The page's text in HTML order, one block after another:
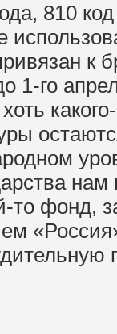
810
к
1-го
то фонд,